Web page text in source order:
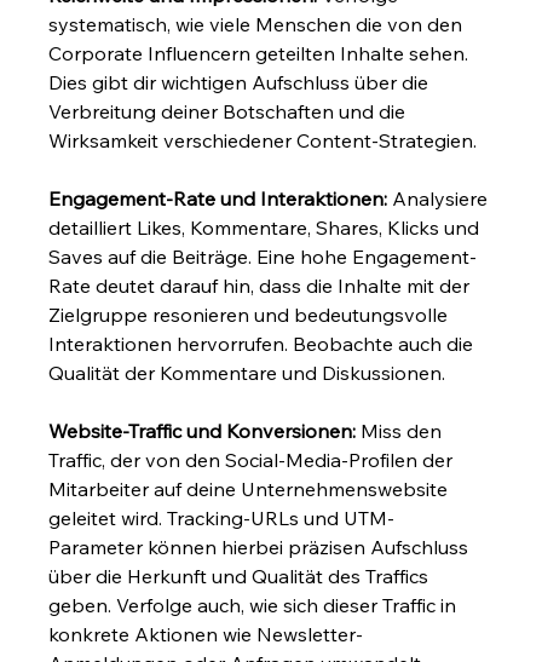
systematisch, wie viele Menschen die von den
Corporate Influencern geteilten Inhalte sehen.
Dies gibt dir wichtigen Aufschluss über die
Verbreitung deiner Botschaften und die
Wirksamkeit verschiedener Content-Strategien.
Engagement-Rate und Interaktionen: Analysiere
detailliert Likes, Kommentare, Shares, Klicks und
Saves auf die Beiträge. Eine hohe Engagement-
Rate deutet darauf hin, dass die Inhalte mit der
Zielgruppe resonieren und bedeutungsvolle
Interaktionen hervorrufen. Beobachte auch die
Qualität der Kommentare und Diskussionen.
Website-Traffic und Konversionen: Miss den
Traffic, der von den Social-Media-Profilen der
Mitarbeiter auf deine Unternehmenswebsite
geleitet wird. Tracking-URLs und UTM-
Parameter können hierbei präzisen Aufschluss
über die Herkunft und Qualität des Traffics
geben. Verfolge auch, wie sich dieser Traffic in
konkrete Aktionen wie Newsletter-